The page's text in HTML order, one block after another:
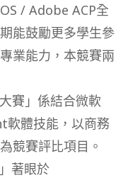
/ Adobe ACP全
能鼓勵更多學生參
業能力，本競賽兩
賽」係結合微軟
體技能，以商務
競賽評比項目。
著眼於